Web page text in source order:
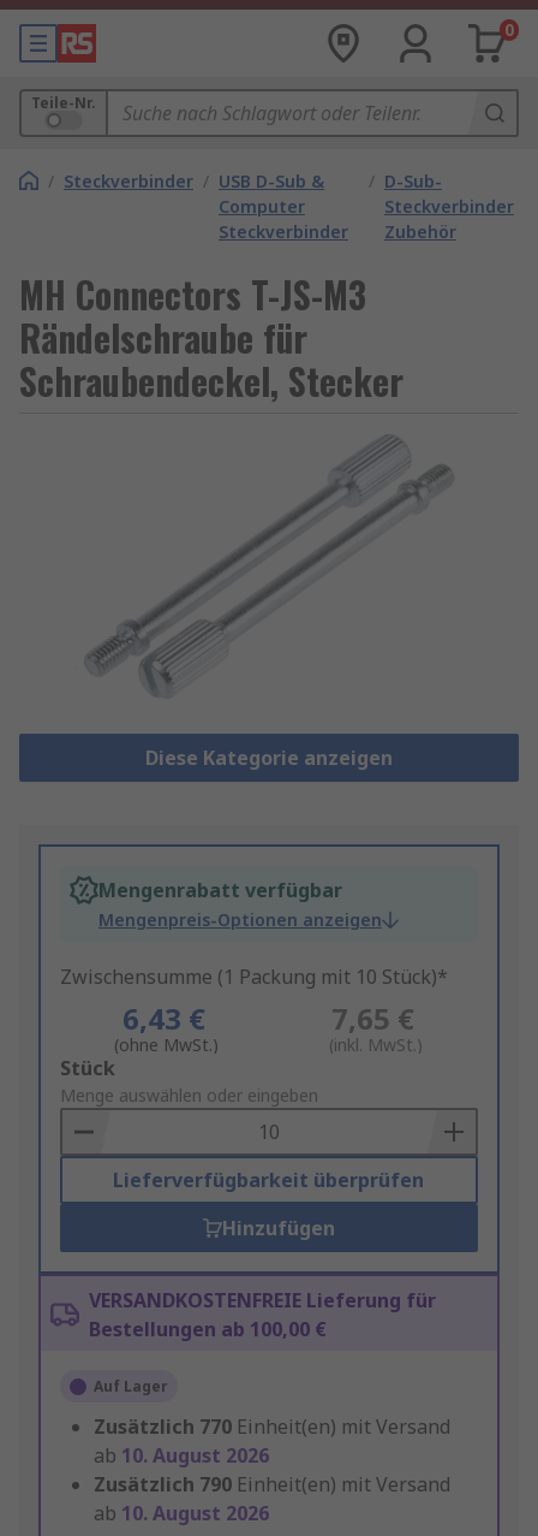
0
Teile-Nr.
/ Steckverbinder / USB D-Sub &
Computer
Steckverbinder
/ D-Sub-
Steckverbinder
Zubehör
MH Connectors T-JS-M3
Rändelschraube für
Schraubendeckel, Stecker
Diese Kategorie anzeigen
Mengenrabatt verfügbar
Mengenpreis-Optionen anzeigen
Zwischensumme (1 Packung mit 10 Stück)*
6,43 €
(ohne MwSt.)
7,65 €
(inkl. MwSt.)
Add
to
Basket
Stück
Menge auswählen oder eingeben
Lieferverfügbarkeit überprüfen
Hinzufügen
VERSANDKOSTENFREIE Lieferung für
Bestellungen ab 100,00 €
Auf Lager
Zusätzlich 770 Einheit(en) mit Versand
ab 10. August 2026
Zusätzlich 790 Einheit(en) mit Versand
ab 10. August 2026